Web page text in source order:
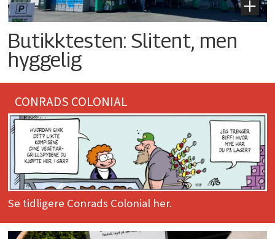
Butikktesten: Slitent, men
hyggelig
CONRADS COLONIAL
Se tidligere Conrads Colonial her.